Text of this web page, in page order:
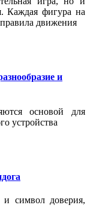
Каждая фигура на
движения
и
основой для
устройства
символ доверия,